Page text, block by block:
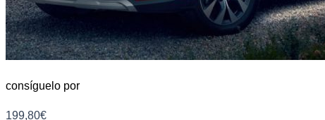
consíguelo por
199,80€